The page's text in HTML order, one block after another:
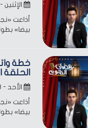
الإثنين - ٢٤ مارس ٢٠٢٥
بيضا»
خطة
الحلقة الـ23 من «كدبة
الأحد - ٢٣ مارس ٢٠٢٥
بيضا»